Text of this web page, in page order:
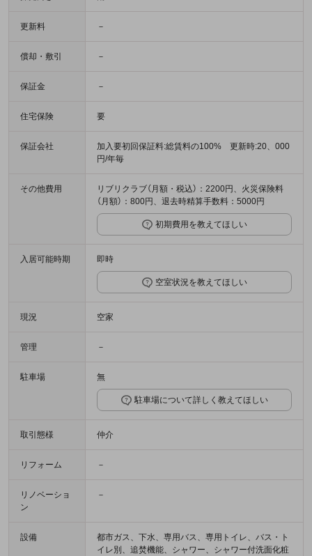
更新料 －
償却・敷引 －
保証金 －
住宅保険 要
保証会社
加入要初回保証料:総賃料の100% 更新時:20、000
円/年毎
その他費用
リブリクラブ（月額・税込）：2200円、火災保険料
（月額）：800円、退去時精算手数料：5000円
初期費用を教えてほしい
入居可能時期 即時
空室状況を教えてほしい
現況 空家
管理 －
駐車場 無
駐車場について詳しく教えてほしい
取引態様 仲介
リフォーム －
リノベーショ
ン
－
設備
都市ガス、下水、専用バス、専用トイレ、バス・ト
イレ別、追焚機能、シャワー、シャワー付洗面化粧